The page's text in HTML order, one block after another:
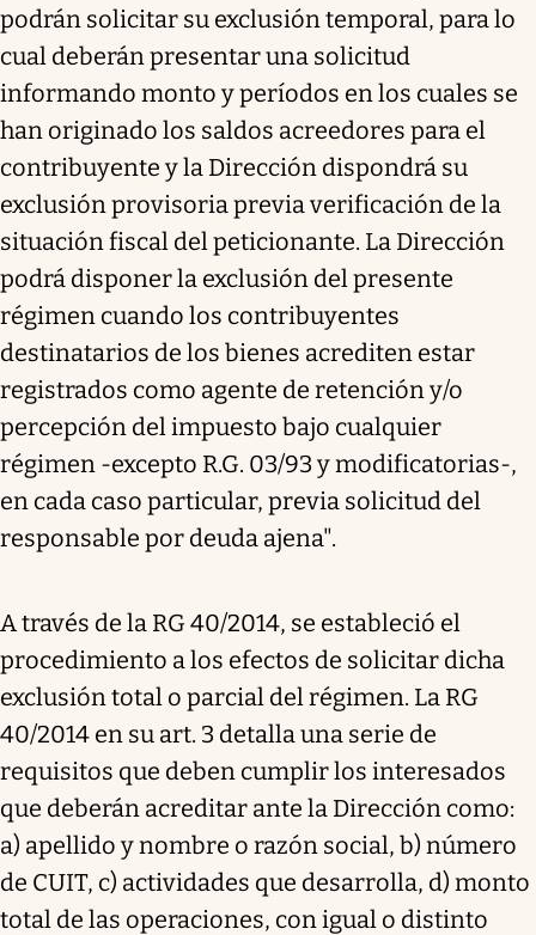
podrán solicitar su exclusión temporal, para lo
cual deberán presentar una solicitud
informando monto y períodos en los cuales se
han originado los saldos acreedores para el
contribuyente y la Dirección dispondrá su
exclusión provisoria previa verificación de la
situación fiscal del peticionante. La Dirección
podrá disponer la exclusión del presente
régimen cuando los contribuyentes
destinatarios de los bienes acrediten estar
registrados como agente de retención y/o
percepción del impuesto bajo cualquier
régimen -excepto R.G. 03/93 y modificatorias-,
en cada caso particular, previa solicitud del
responsable por deuda ajena".
A través de la RG 40/2014, se estableció el
procedimiento a los efectos de solicitar dicha
exclusión total o parcial del régimen. La RG
40/2014 en su art. 3 detalla una serie de
requisitos que deben cumplir los interesados
que deberán acreditar ante la Dirección como:
a) apellido y nombre o razón social, b) número
de CUIT, c) actividades que desarrolla, d) monto
total de las operaciones, con igual o distinto